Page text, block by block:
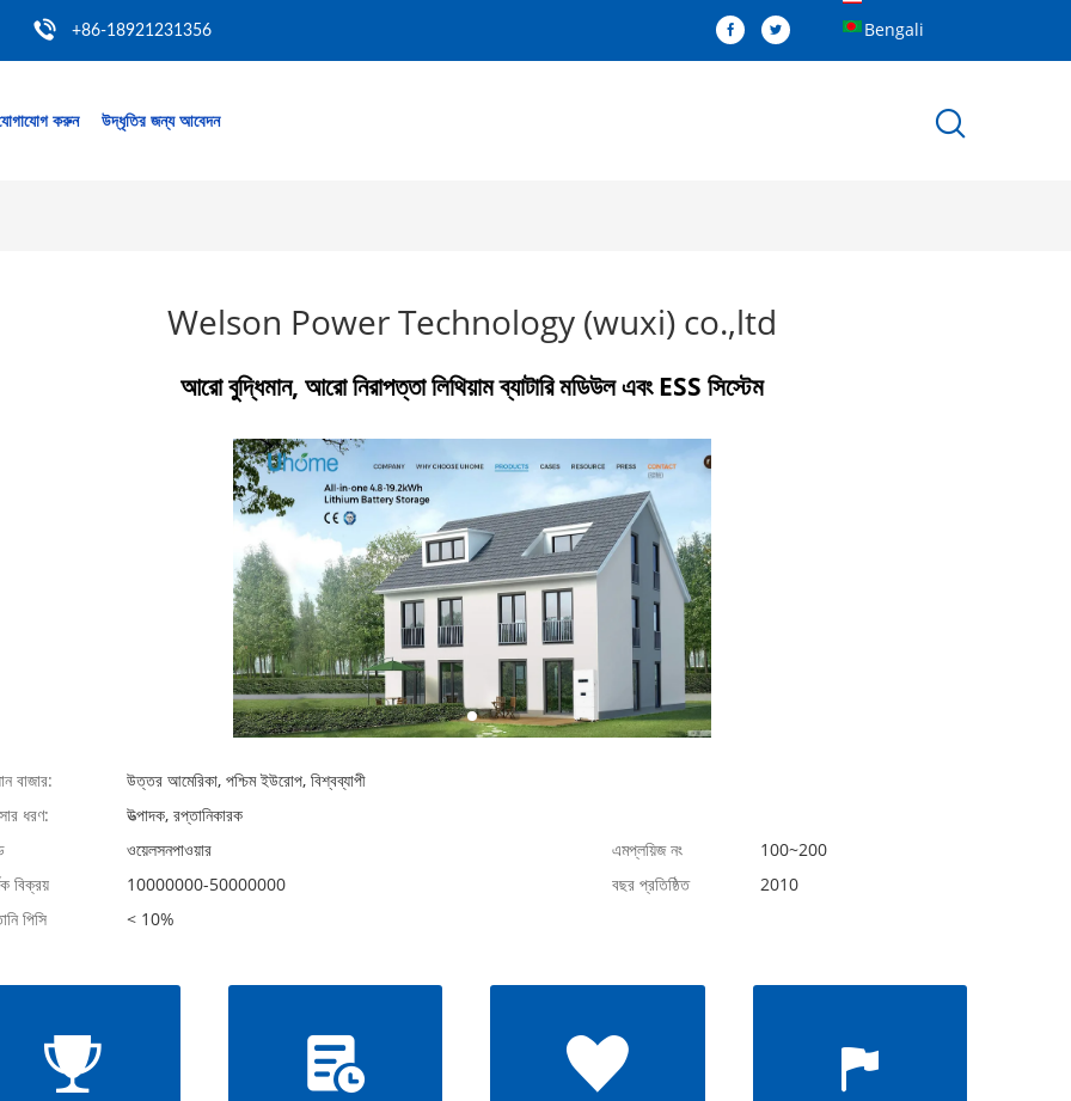
+86-18921231356 Bengali
করুন উদ্ধৃতির জন্য আবেদন
Welson Power Technology (wuxi) co.,ltd
আরো বুদ্ধিমান, আরো নিরাপত্তা লিথিয়াম ব্যাটারি মডিউল এবং ESS সিস্টেম
বাজার:
উত্তর আমেরিকা, পশ্চিম ইউরোপ, বিশ্বব্যাপী
ধরণ:
উত্পাদক, রপ্তানিকারক
ওয়েলসনপাওয়ার এমপ্লয়িজ নং
100~200
বিক্রয়
10000000-50000000 বছর প্রতিষ্ঠিত
2010
পিসি
< 10%